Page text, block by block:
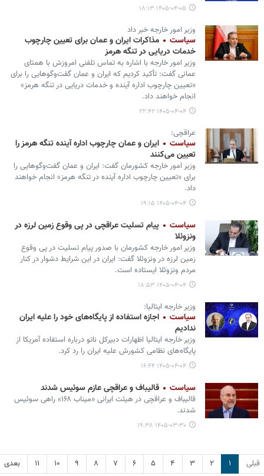
۱۴۰۵-۰۴-۰۵ ۱۸:۱۳
وزیر امور خارجه خبر داد
سیاست
مذاکرات ایران و عمان برای تعیین چارچوب
خدمات دریایی در تنگه هرمز
وزیر امور خارجه با اشاره به تماس تلفنی امروزش با همتای
عمانی گفت: تأکید کردیم که ایران و عمان گفت‌وگوهایی را برای
«تعیین چارچوب اداره آینده و خدمات دریایی در تنگه هرمز»
انجام خواهند داد.
۱۴۰۵-۰۴-۰۴ ۲۲:۴۲
عراقچی:
سیاست
ایران و عمان چارچوب اداره آینده تنگه هرمز را
تعیین می‌کنند
وزیر امور خارجه کشورمان گفت: ایران و عمان گفت‌وگوهایی را
برای «تعیین چارچوب اداره آینده در تنگه هرمز» انجام خواهند
داد.
۱۴۰۵-۰۴-۰۴ ۱۹:۱۵
سیاست
پیام تسلیت عراقچی در پی وقوع زمین لرزه در
ونزوئلا
وزیر امور خارجه کشورمان با صدور پیام تسلیت در پی وقوع
زمین لرزه در ونزوئلا گفت: ایران در این شرایط دشوار در کنار
مردم ونزوئلا ایستاده است.
۱۴۰۵-۰۴-۰۴ ۱۸:۵۳
وزیر خارجه ایتالیا:
سیاست
اجازه استفاده از پایگاه‌های خود را علیه ایران
ندادیم
وزیر خارجه ایتالیا اظهارات دبیرکل ناتو درباره استفاده آمریکا از
پایگاه‌های نظامی کشورش علیه ایران را رد کرد.
۱۴۰۵-۰۴-۰۴ ۱۶:۴۴
سیاست قالیباف و عراقچی عازم سوئیس شدند
قالیباف و عراقچی در هیئت ایرانی «میناب ۱۶۸» راهی سوئیس
شدند.
۱۴۰۵-۰۳-۳۰ ۱۹:۳۸
قبلی ۱ ۲ ۳ ۴ ۵ ۶ ۷ ۸ ۹ ۱۰ ۱۱ بعدی